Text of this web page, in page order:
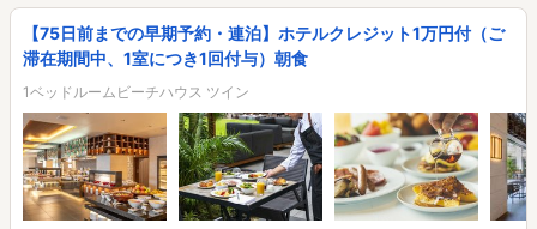
【75日前までの早期予約・連泊】ホテルクレジット1万円付（ご
滞在期間中、1室につき1回付与）朝食
1ベッドルームビーチハウス ツイン